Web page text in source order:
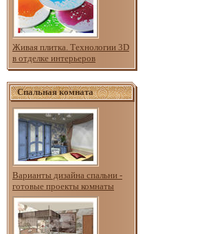
Живая плитка. Технологии 3D
в отделке интерьеров
Спальная комната
Варианты дизайна спальни -
готовые проекты комнаты